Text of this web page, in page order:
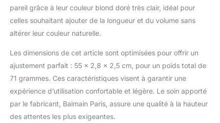
pareil grâce à leur couleur blond doré très clair, idéal pour
celles souhaitant ajouter de la longueur et du volume sans
altérer leur couleur naturelle.
Les dimensions de cet article sont optimisées pour offrir un
ajustement parfait : 55 x 2,8 x 2,5 cm, pour un poids total de
71 grammes. Ces caractéristiques visent à garantir une
expérience d’utilisation confortable et légère. Le soin apporté
par le fabricant, Balmain Paris, assure une qualité à la hauteur
des attentes les plus exigeantes.